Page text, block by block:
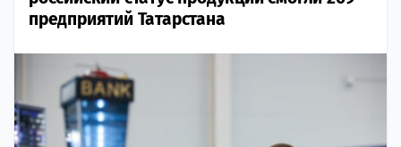
предприятий Татарстана